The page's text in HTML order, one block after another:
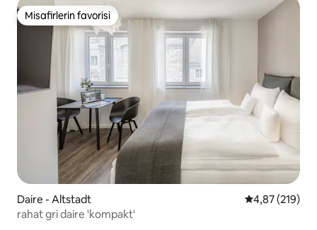
Misafirlerin favorisi
Misafirlerin favorisi
Daire - Altstadt 5 üzerinden
4,87 (219)
rahat gri daire 'kompakt'